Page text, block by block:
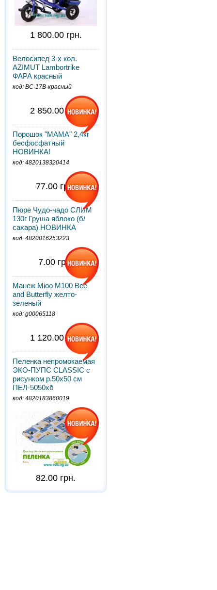
1 800.00 грн.
Велосипед 3-х кол.
AZIMUT Lambortrike
ФАРА красный
код: BC-17B-красный
2 850.00 грн.
Порошок "МАМА" 2,4кг
бесфосфатный
НОВИНКА!
код: 4820138320414
77.00 грн.
Пюре Чудо-чадо СЛИМ
130г Груша яблоко (б/
сахара) НОВИНКА
код: 4820016253223
7.00 грн.
Манеж Mioo M100 Bee
and Butterfly желто-
зеленый
код: g00065118
1 120.00 грн.
Пеленка непромокаемая
ЭКО-ПУПС CLASSIC с
рисунком р.50х50 см
ПЕЛ-5050хб
код: 4820183860019
82.00 грн.